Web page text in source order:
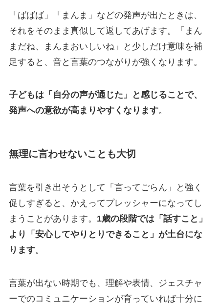
「ばばば」「まんま」などの発声が出たときは、
それをそのまま真似して返してあげます。「まん
まだね、まんまおいしいね」と少しだけ意味を補
足すると、音と言葉のつながりが強くなります。
子どもは「自分の声が通じた」と感じることで、
発声への意欲が高まりやすくなります。
無理に言わせないことも大切
言葉を引き出そうとして「言ってごらん」と強く
促しすぎると、かえってプレッシャーになってし
まうことがあります。 1歳の段階では「話すこと」
より「安心してやりとりできること」が土台にな
ります。
言葉が出ない時期でも、理解や表情、ジェスチャ
ーでのコミュニケーションが育っていれば十分に